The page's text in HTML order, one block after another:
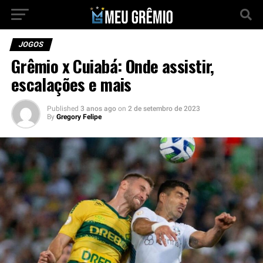
JOGOS
Grêmio x Cuiabá: Onde assistir,
escalações e mais
Published 3 anos ago on 2 de setembro de 2023
By Gregory Felipe